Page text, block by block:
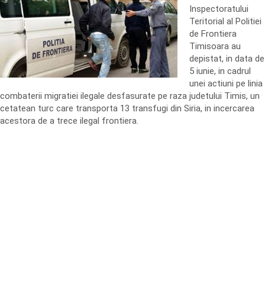
Inspectoratului
Teritorial al Politiei
de Frontiera
Timisoara au
depistat, in data de
5 iunie, in cadrul
unei actiuni pe linia
combaterii migratiei ilegale desfasurate pe raza judetului Timis, un
cetatean turc care transporta 13 transfugi din Siria, in incercarea
acestora de a trece ilegal frontiera.